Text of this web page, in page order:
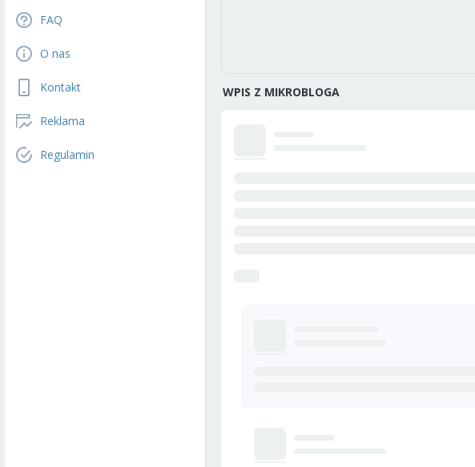
FAQ
O nas
Kontakt
Reklama
Regulamin
WPIS Z MIKROBLOGA